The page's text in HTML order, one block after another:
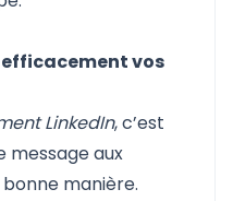
vos
LinkedIn, c’est
message aux
manière.